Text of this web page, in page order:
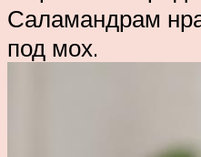
Саламандрам
под мох.